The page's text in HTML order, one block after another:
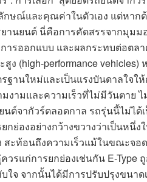
กษณ์และคุณค่าในตัวเอง แต่หาก
านยนต์ นี่คือการคัดสรรจากมุม
รออกแบบ และผลกระทบต่อตล
(high-performance vehicles)
รฐานใหม่และเป็นแรงบันดาลใจ
งามและความเร็วที่ไม่มีวันตาย
นต์จากัวร์ตลอดกาล รถรุ่นนี้ไม่ไ
กย่องอย่างกว้างขวางว่าเป็นหนึ่
สะท้อนถึงความเร็วแม้ในขณะจ
รแก่การยกย่องเช่นกัน E-Type
ใจ จากนั้นได้มีการปรับปรุงขนา